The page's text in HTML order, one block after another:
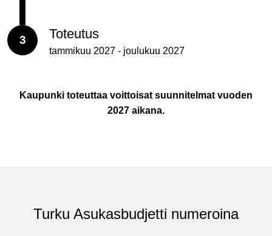
3 Toteutus
tammikuu 2027 - joulukuu 2027
Kaupunki toteuttaa voittoisat suunnitelmat vuoden
2027 aikana.
Turku Asukasbudjetti numeroina